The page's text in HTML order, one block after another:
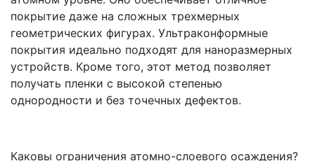
покрытие даже на сложных трехмерных
геометрических фигурах. Ультраконформные
покрытия идеально подходят для наноразмерных
устройств. Кроме того, этот метод позволяет
получать пленки с высокой степенью
однородности и без точечных дефектов.
Каковы ограничения атомно-слоевого осаждения?